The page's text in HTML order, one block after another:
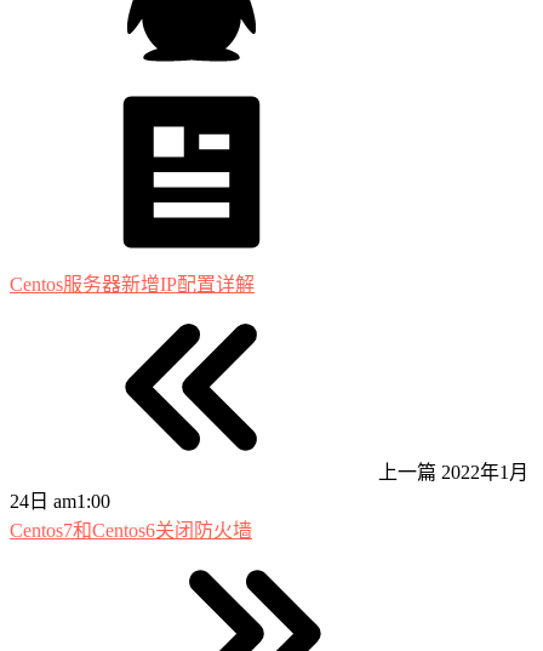
Centos服务器新增IP配置详解
上一篇 2022年1月
24日 am1:00
Centos7和Centos6关闭防火墙